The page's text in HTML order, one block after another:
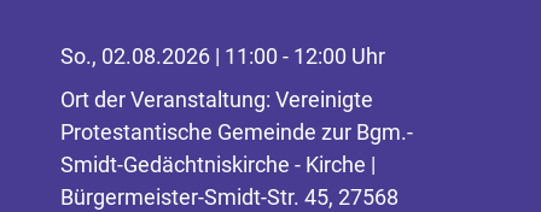
So., 02.08.2026 | 11:00 - 12:00 Uhr
Ort der Veranstaltung: Vereinigte
Protestantische Gemeinde zur Bgm.-
Smidt-Gedächtniskirche - Kirche |
Bürgermeister-Smidt-Str. 45, 27568